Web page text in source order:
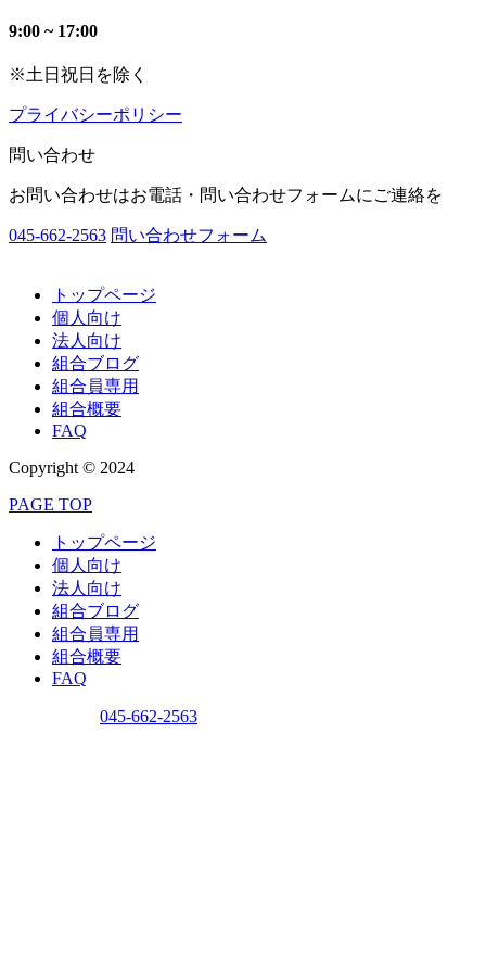
9:00 ~ 17:00
※土日祝日を除く
プライバシーポリシー
問い合わせ
お問い合わせはお電話・問い合わせフォームにご連絡を
045-662-2563 問い合わせフォーム
トップページ
個人向け
法人向け
組合ブログ
組合員専用
組合概要
FAQ
Copyright © 2024
PAGE TOP
トップページ
個人向け
法人向け
組合ブログ
組合員専用
組合概要
FAQ
045-662-2563